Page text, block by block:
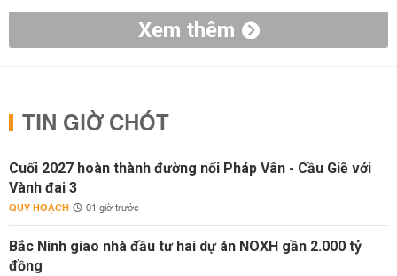
Xem thêm
TIN GIỜ CHÓT
Cuối 2027 hoàn thành đường nối Pháp Vân - Cầu Giẽ với
Vành đai 3
QUY HOẠCH 01 giờ trước
Bắc Ninh giao nhà đầu tư hai dự án NOXH gần 2.000 tỷ
đồng